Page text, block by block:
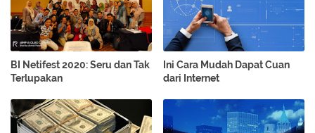
BI Netifest 2020: Seru dan Tak
Terlupakan
Ini Cara Mudah Dapat Cuan
dari Internet